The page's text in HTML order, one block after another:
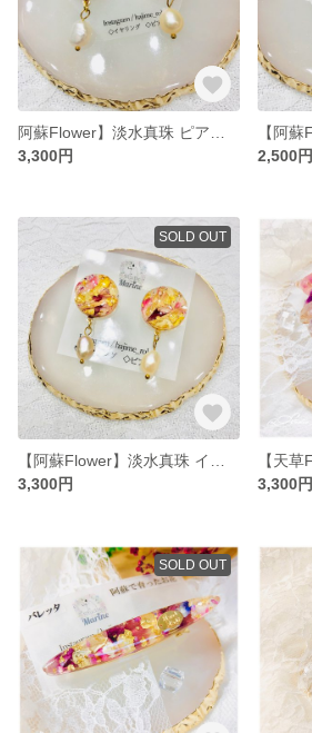
3,300円
2,500円
SOLD OUT
3,300円
3,300円
SOLD OUT